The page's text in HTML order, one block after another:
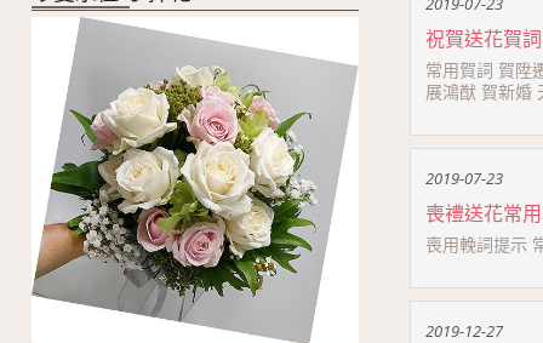
祝賀送花賀
常用賀詞 賀陞
展鴻猷 賀新婚
2019-07-23
喪禮送花常
喪用輓詞提示
2019-12-27